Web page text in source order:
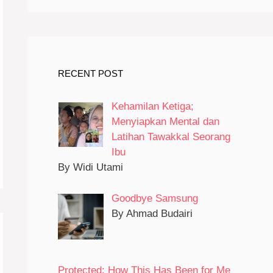
RECENT POST
Kehamilan Ketiga;
Menyiapkan Mental dan
Latihan Tawakkal Seorang
Ibu
By Widi Utami
Goodbye Samsung
By Ahmad Budairi
Protected: How This Has Been for Me